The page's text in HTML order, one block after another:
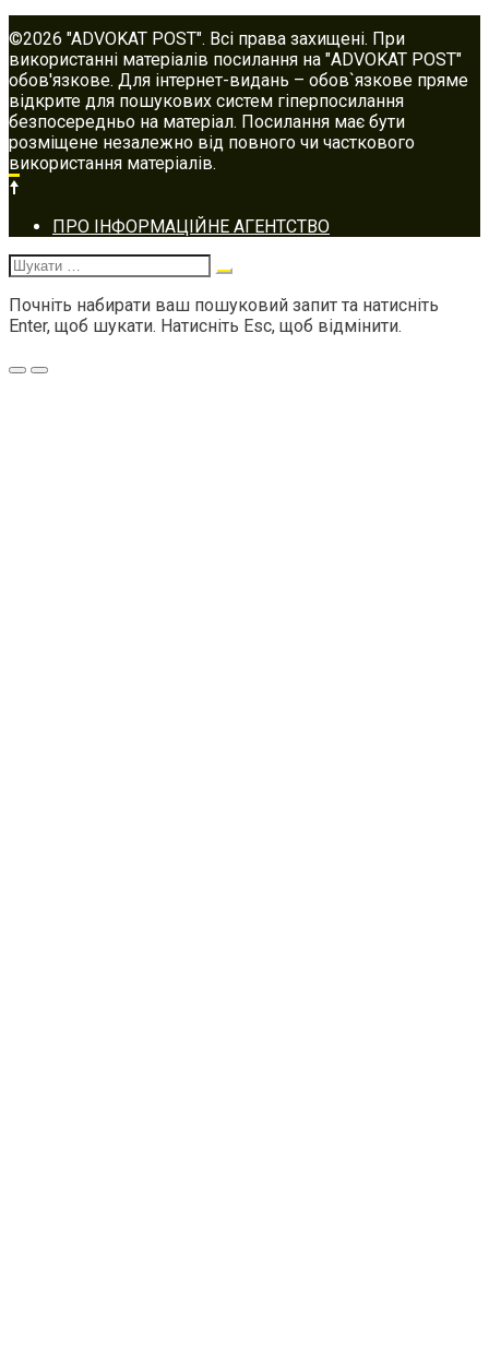
©2026 "ADVOKAT POST". Всі права захищені. При
використанні матеріалів посилання на "ADVOKAT POST"
обов'язкове. Для інтернет-видань – обов`язкове пряме
відкрите для пошукових систем гіперпосилання
безпосередньо на матеріал. Посилання має бути
розміщене незалежно від повного чи часткового
використання матеріалів.
Footer
navigation
ПРО ІНФОРМАЦІЙНЕ АГЕНТСТВО
Шукати:
Почніть набирати ваш пошуковий запит та натисніть
Enter, щоб шукати. Натисніть Esc, щоб відмінити.
Меню